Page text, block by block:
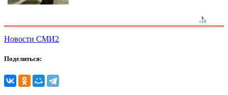
Новости СМИ2
Поделиться: